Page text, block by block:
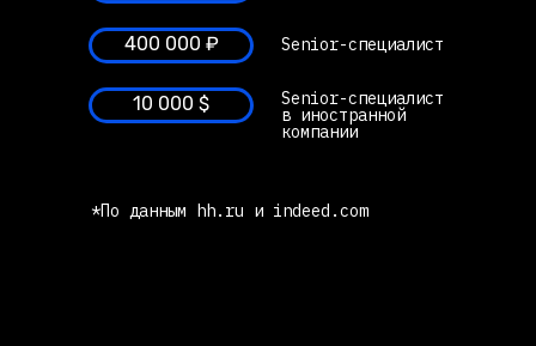
10 000 $
400 000 ₽
Senior-специалист
в иностранной
компании
Senior-специалист
*По данным hh.ru и indeed.com